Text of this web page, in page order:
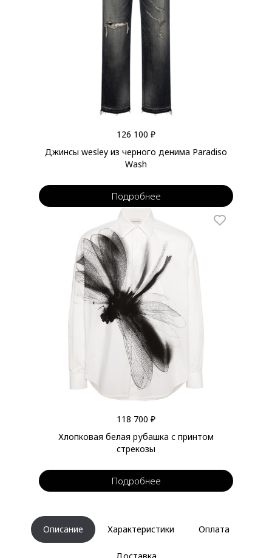
126 100 ₽
Джинсы wesley из черного денима Paradiso
Wash
Подробнее
118 700 ₽
Хлопковая белая рубашка с принтом
стрекозы
Подробнее
Описание Характеристики Оплата